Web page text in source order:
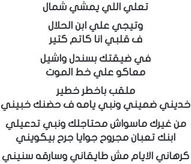
تعلي اللي يمشي شمال
وتيجي علي ابن الحلال
ف قلبي انا كاتم كتير
في ضيقتك بسندل واشيل
معاكو علي خط الموت
ملقب باخطر خطير
خديني ضميني ونبي يامه ف حضنك خبيني
من غيرك ماسواش محتاجلك ونبي تدعيلي
ابنك تعبان مجروح جوايا جرح بيكويني
كرهاني الايام مش طايقاني وسارقه سنيني